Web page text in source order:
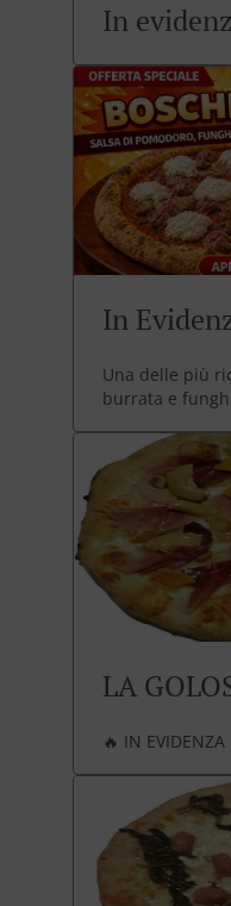
In
In
Una delle più
burrata e
LA
🔥 IN EVIDENZA